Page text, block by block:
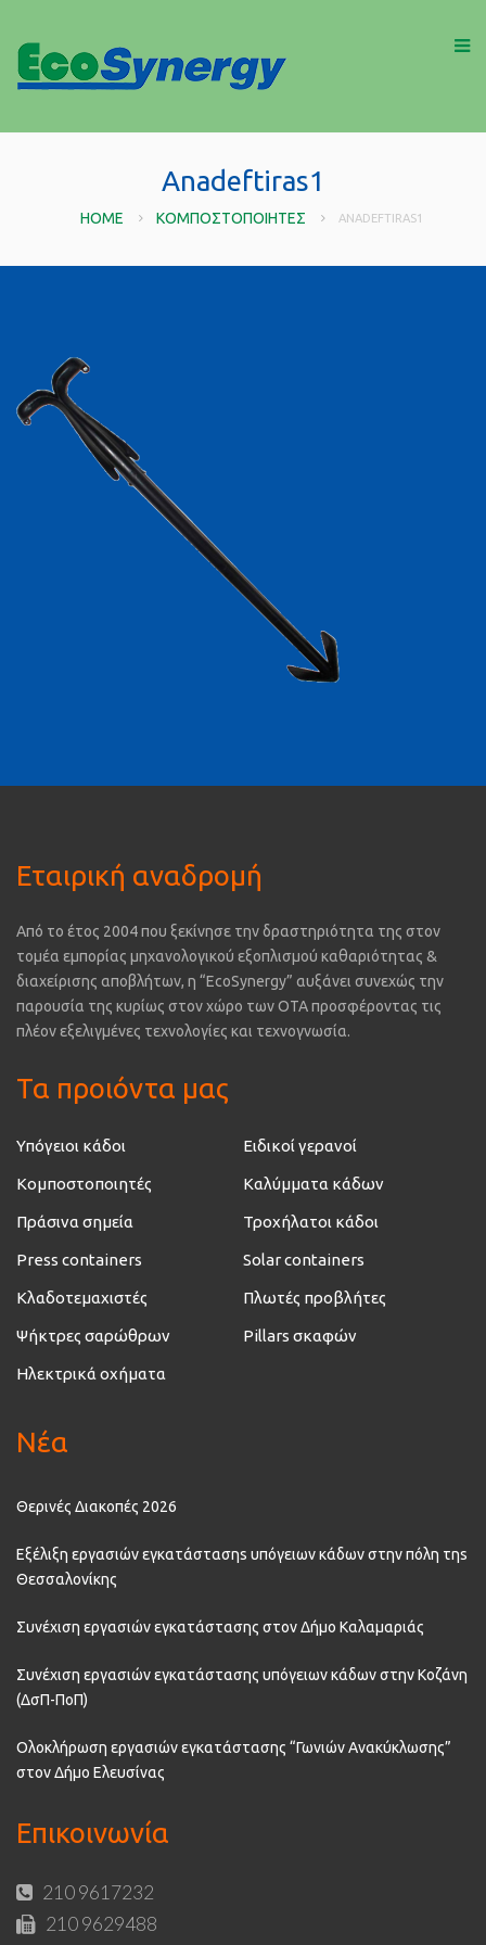
Anadeftiras1
HOME ΚΟΜΠΟΣΤΟΠΟΙΗΤΈΣ ANADEFTIRAS1
Εταιρική αναδρομή
Από το έτος 2004 που ξεκίνησε την δραστηριότητα της στον
τομέα εμπορίας μηχανολογικού εξοπλισμού καθαριότητας &
διαχείρισης αποβλήτων, η “EcoSynergy” αυξάνει συνεχώς την
παρουσία της κυρίως στον χώρο των ΟΤΑ προσφέροντας τις
πλέον εξελιγμένες τεχνολογίες και τεχνογνωσία.
Τα προιόντα μας
Υπόγειοι κάδοι Ειδικοί γερανοί
Κομποστοποιητές Καλύμματα κάδων
Πράσινα σημεία Τροχήλατοι κάδοι
Press containers Solar containers
Κλαδοτεμαχιστές Πλωτές προβλήτες
Ψήκτρες σαρώθρων Pillars σκαφών
Ηλεκτρικά οχήματα
Νέα
Θερινές Διακοπές 2026
Εξέλιξη εργασιών εγκατάστασηs υπόγειων κάδων στην πόλη τηs
Θεσσαλονίκης
Συνέχιση εργασιών εγκατάστασης στον Δήμο Καλαμαριάς
Συνέχιση εργασιών εγκατάστασης υπόγειων κάδων στην Κοζάνη
(ΔσΠ-ΠοΠ)
Ολοκλήρωση εργασιών εγκατάστασης “Γωνιών Ανακύκλωσης”
στον Δήμο Ελευσίνας
Επικοινωνία
210 9617232
210 9629488